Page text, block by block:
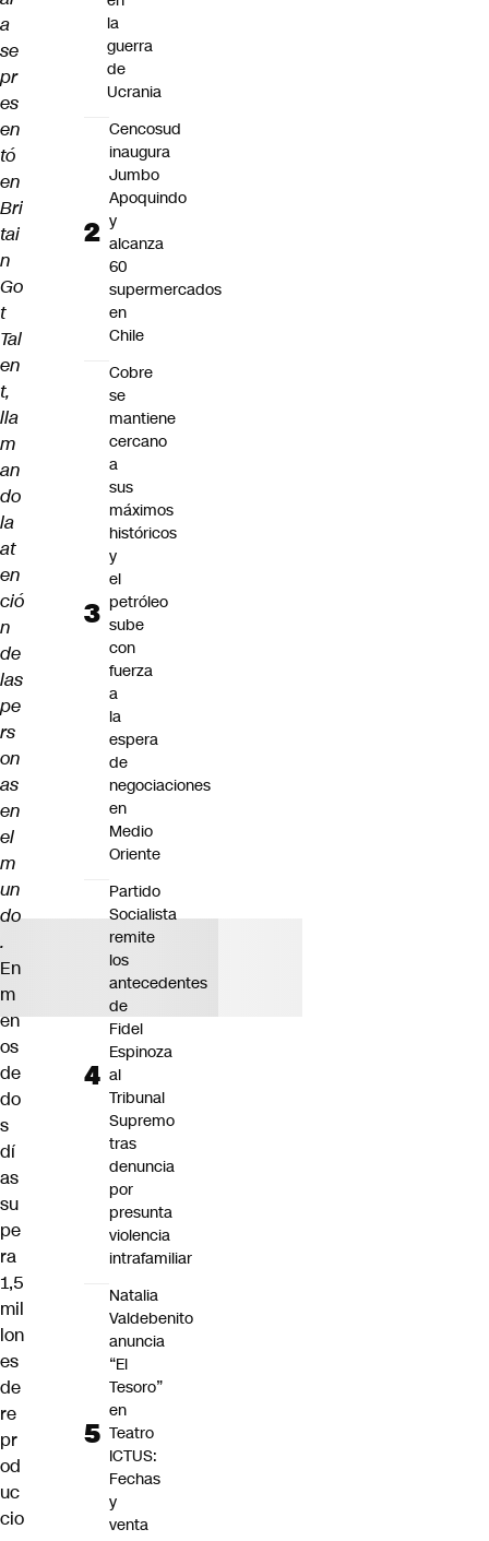
a
se
pr
es
en
tó
en
Bri
tai
n
Go
t
Tal
en
t,
lla
m
an
do
la
at
en
ció
n
de
las
pe
rs
on
as
en
el
m
un
do
.
En
m
en
os
de
do
s
dí
as
su
pe
ra
1,5
mil
lon
es
de
re
pr
od
uc
cio
la
guerra
de
Ucrania
Cencosud
inaugura
Jumbo
Apoquindo
y
alcanza
60
supermercados
en
Chile
Cobre
se
mantiene
cercano
a
sus
máximos
históricos
y
el
petróleo
sube
con
fuerza
a
la
espera
de
negociaciones
en
Medio
Oriente
Partido
Socialista
remite
los
antecedentes
de
Fidel
Espinoza
al
Tribunal
Supremo
tras
denuncia
por
presunta
violencia
intrafamiliar
Natalia
Valdebenito
anuncia
“El
Tesoro”
en
Teatro
ICTUS:
Fechas
y
venta